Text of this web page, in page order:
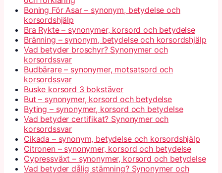
Boning För Asar – synonym, betydelse och
korsordshjälp
Bra Rykte – synonymer, korsord och betydelse
Bränning – synonym, betydelse och korsordshjälp
Vad betyder broschyr? Synonymer och
korsordssvar
Budbärare – synonymer, motsatsord och
korsordssvar
Buske korsord 3 bokstäver
But – synonymer, korsord och betydelse
Byting – synonymer, korsord och betydelse
Vad betyder certifikat? Synonymer och
korsordssvar
Cikada – synonym, betydelse och korsordshjälp
Citronen – synonymer, korsord och betydelse
Cypressväxt – synonymer, korsord och betydelse
Vad betyder dålig stämning? Synonymer och